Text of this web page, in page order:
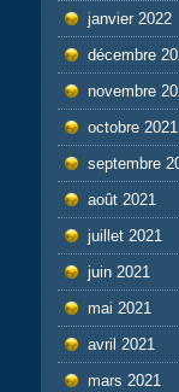
janvier 2022
décembre
novembre
octobre 2021
septembre
août 2021
juillet 2021
juin 2021
mai 2021
avril 2021
mars 2021